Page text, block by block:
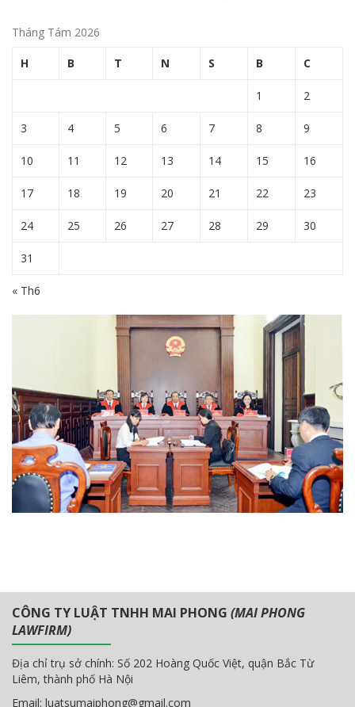
Tháng Tám 2026
H B T N S B C
1 2
3 4 5 6 7 8 9
10 11 12 13 14 15 16
17 18 19 20 21 22 23
24 25 26 27 28 29 30
31
« Th6
CÔNG TY LUẬT TNHH MAI PHONG (MAI PHONG
LAWFIRM)
Địa chỉ trụ sở chính: Số 202 Hoàng Quốc Việt, quận Bắc Từ
Liêm, thành phố Hà Nội
Email: luatsumaiphong@gmail.com